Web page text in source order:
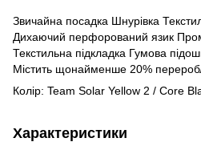
Звичайна посадка Шнурівка
Дихаючий перфорований язик
Текстильна підкладка Гумова
Містить щонайменше 20%
Колір: Team Solar Yellow 2 / Core
Характеристики